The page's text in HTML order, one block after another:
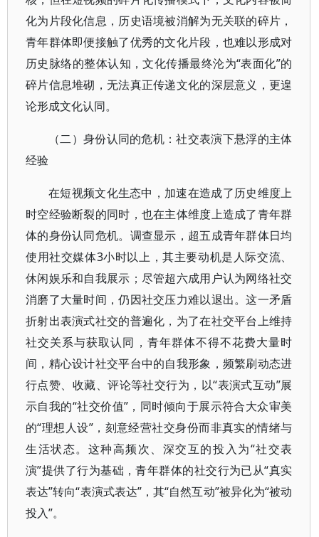
化为片段化信息，历史语境被消解为无关联的碎片，
青年群体即便接触了优秀的文化片段，也难以形成对
历史脉络的整体认知，文化传播最终沦为“表面化”的
碎片信息堆砌，无法真正传递文化的深层意义，更遑
论形成文化认同。
（二）身份认同的危机：社交表演下悬浮的主体
经验
在短视频文化生态中，加速在造成了历史维度上
时空经验断裂的同时，也在主体维度上造成了青年群
体的身份认同危机。调查显示，超五成青年群体日均
使用社交媒体3小时以上，其主要动机是人际交流、
休闲娱乐和自我展示；尽管超六成用户认为网络社交
消磨了大量时间，仍因社交压力难以退出。这一矛盾
折射出表演式社交的普遍化，为了在社交平台上维持
社交关系与获取认同，青年群体不得不花费大量时
间，精心设计社交平台中的自我形象，频繁刷动态进
行点赞、收藏、评论等社交行为，以“表演式互动”展
示自我的“社交价值”，同时倾向于展示符合大众审美
的“理想人设”，刻意经营社交身份而非真实的情绪与
生活状态。这种高频次、深交互的投入为“社交表
演”提供了行为基础，青年群体的社交行为已从“真实
表达”转向“表演式表达”，其“自然互动”被异化为“被动
投入”。